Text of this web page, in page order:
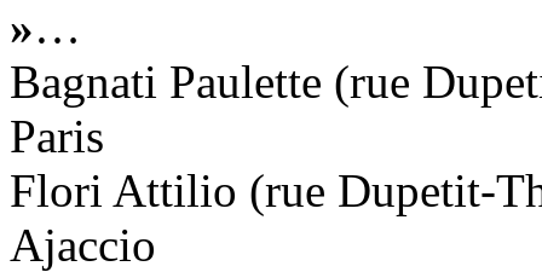
»…
Bagnati Paulette (rue
Paris
Flori Attilio (rue Dupetit-
Ajaccio